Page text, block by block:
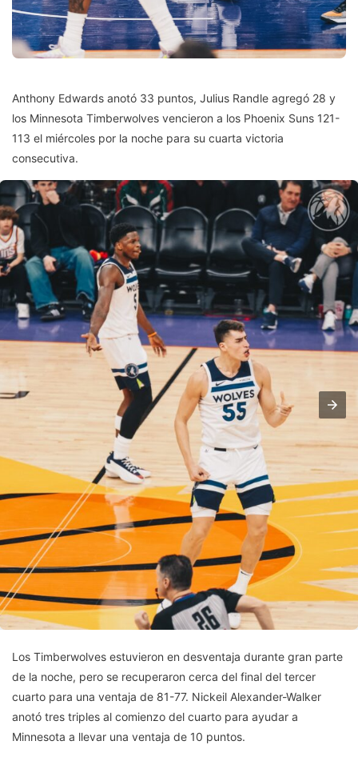
Anthony Edwards anotó 33 puntos, Julius Randle agregó 28 y
los Minnesota Timberwolves vencieron a los Phoenix Suns 121-
113 el miércoles por la noche para su cuarta victoria
consecutiva.
Los Timberwolves estuvieron en desventaja durante gran parte
de la noche, pero se recuperaron cerca del final del tercer
cuarto para una ventaja de 81-77. Nickeil Alexander-Walker
anotó tres triples al comienzo del cuarto para ayudar a
Minnesota a llevar una ventaja de 10 puntos.